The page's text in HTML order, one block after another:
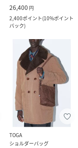
26,400 円
2,400ポイント(10%ポイント
バック)
TOGA
ショルダーバッグ